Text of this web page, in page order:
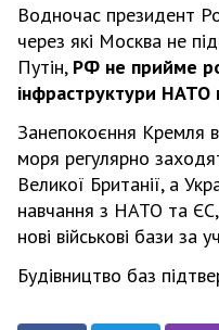
Водночас президент
через які Москва не
Путін, РФ не прийме
інфраструктури НАТО
Занепокоєння Кремля
моря регулярно
Великої Британії, а
навчання з НАТО та
нові військові бази за
Будівництво баз